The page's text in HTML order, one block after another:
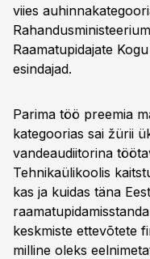
viies
Raamatupidajate
esindajad.
Parima töö preemia
kategoorias sai žürii
vandeaudiitorina
Tehnikaülikoolis
kas ja kuidas täna
keskmiste ettevõtete
milline oleks